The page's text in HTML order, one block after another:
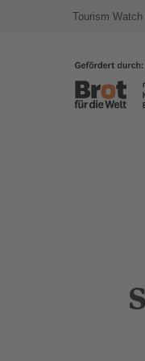
Tourism Watch